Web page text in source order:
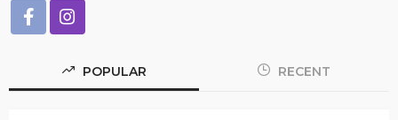
POPULAR RECENT